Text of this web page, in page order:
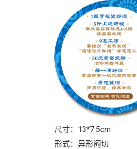
尺寸：13*7.5cm
形式：异形闷切